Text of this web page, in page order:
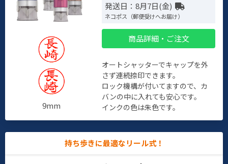
9mm
発送日：8月7日(金)
ネコポス（郵便受けへお届け）
商品詳細・ご注文
オートシャッターでキャップを外
さず連続捺印できます。
ロック機構が付いてますので、カ
バンの中に入れても安心です。
インクの色は朱色です。
持ち歩きに最適なリール式！